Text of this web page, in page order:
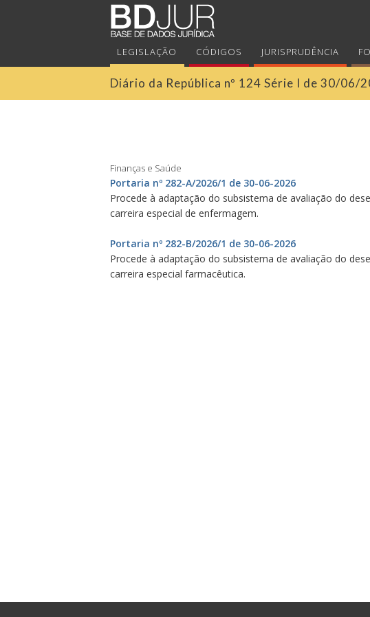
LEGISLAÇÃO CÓDIGOS JURISPRUDÊNCIA
Diário da República nº 124 Série I de 30/06/
Finanças e Saúde
Portaria nº 282-A/2026/1 de 30-06-2026
Procede à adaptação do subsistema de avaliação do
carreira especial de enfermagem.
Portaria nº 282-B/2026/1 de 30-06-2026
Procede à adaptação do subsistema de avaliação do
carreira especial farmacêutica.